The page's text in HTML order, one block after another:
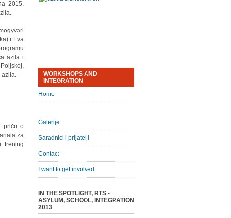
2015.
i Eva
azila i
azila.
priču o
za
trening
WORKSHOPS AND
INTEGRATION
Home
Galerije
Saradnici i prijatelji
Contact
I want to get involved
IN THE SPOTLIGHT, RTS -
ASYLUM, SCHOOL, INTEGRATION
2013